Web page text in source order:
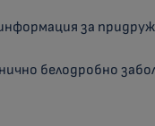
за
белодробно